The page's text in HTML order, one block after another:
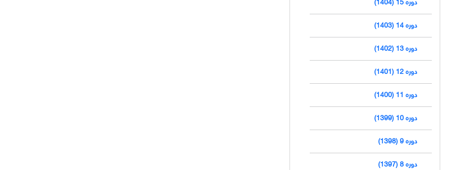
دوره 14 (1403)
دوره 13 (1402)
دوره 12 (1401)
دوره 11 (1400)
دوره 10 (1399)
دوره 9 (1398)
دوره 8 (1397)